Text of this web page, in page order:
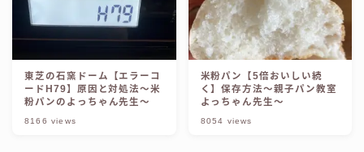
東芝の石窯ドーム【エラーコ
ードH79】原因と対処法〜米
粉パンのよっちゃん先生〜
8166 views
米粉パン【5倍おいしい続
く】保存方法～親子パン教室
よっちゃん先生～
8054 views